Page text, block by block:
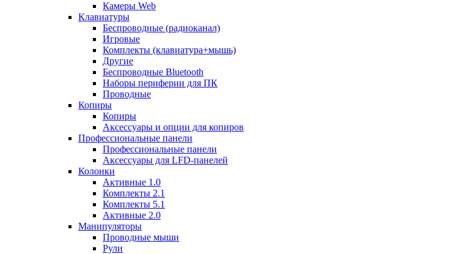
Камеры Web
Клавиатуры
Беспроводные (радиоканал)
Игровые
Комплекты (клавиатура+мышь)
Другие
Беспроводные Bluetooth
Наборы периферии для ПК
Проводные
Копиры
Копиры
Аксессуары и опции для копиров
Профессиональные панели
Профессиональные панели
Аксессуары для LFD-панелей
Колонки
Активные 1.0
Комплекты 2.1
Комплекты 5.1
Активные 2.0
Манипуляторы
Проводные мыши
Рули